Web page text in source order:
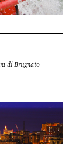
di Brugnato